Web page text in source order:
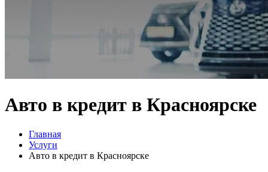
Авто в кредит в Красноярске
Главная
Услуги
Авто в кредит в Красноярске